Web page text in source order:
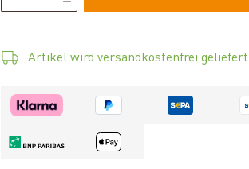
Artikel wird versandkostenfrei